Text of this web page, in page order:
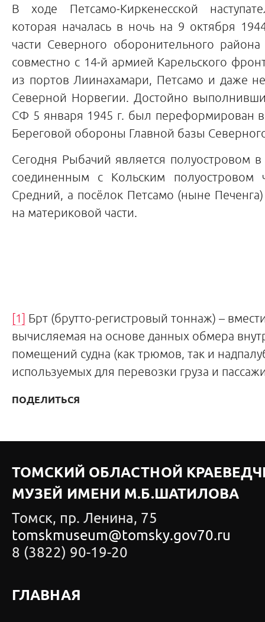
В ходе Петсамо‑Киркенесской
которая началась в ночь на 9 октября
части Северного оборонительного
совместно с 14‑й армией Карельского
из портов Лиинахамари, Петсамо и даже
Северной Норвегии. Достойно
СФ 5 января 1945 г. был переформирован
Береговой обороны Главной базы
Сегодня Рыбачий является полуостровом
соединенным с Кольским полуостровом
Средний, а посёлок Петсамо (ныне
на материковой части.
[1] Брт (брутто-регистровый тоннаж) –
вычисляемая на основе данных обмера
помещений судна (как трюмов, так и
используемых для перевозки груза и
ПОДЕЛИТЬСЯ
ТОМСКИЙ ОБЛАСТНОЙ
МУЗЕЙ ИМЕНИ М.Б.ШАТИЛОВА
Томск, пр. Ленина, 75
tomskmuseum@tomsky.gov70.ru
8 (3822) 90-19-20
ГЛАВНАЯ